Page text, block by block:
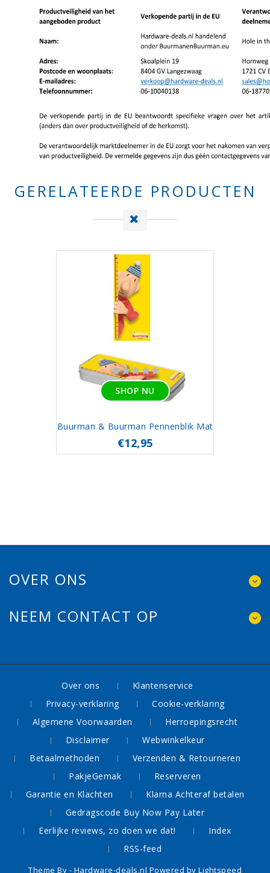
GERELATEERDE PRODUCTEN
SHOP NU
Buurman & Buurman Pennenblik Mat
€12,95
OVER ONS
NEEM CONTACT OP
Over ons
Klantenservice
Privacy-verklaring
Cookie-verklaring
Algemene Voorwaarden
Herroepingsrecht
Disclaimer
Webwinkelkeur
Betaalmethoden
Verzenden & Retourneren
PakjeGemak
Reserveren
Garantie en Klachten
Klarna Achteraf betalen
Gedragscode Buy Now Pay Later
Eerlijke reviews, zo doen we dat!
Index
RSS-feed
Theme By - Hardware-deals.nl Powered by Lightspeed